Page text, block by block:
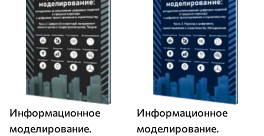
Информационное
моделирование.
Информационное
моделирование.